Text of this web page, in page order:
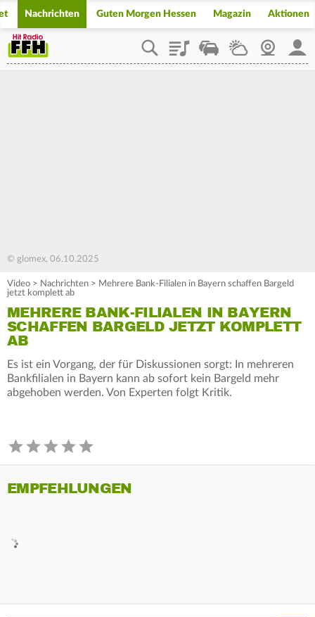
Nachrichten Guten Morgen Hessen Magazin Aktionen
PlaylistStaupilotWetterWebcam
© glomex, 06.10.2025
Video > Nachrichten > Mehrere Bank-Filialen in Bayern schaffen Bargeld
jetzt komplett ab
MEHRERE BANK-FILIALEN IN BAYERN
SCHAFFEN BARGELD JETZT KOMPLETT
AB
Es ist ein Vorgang, der für Diskussionen sorgt: In mehreren
Bankfilialen in Bayern kann ab sofort kein Bargeld mehr
abgehoben werden. Von Experten folgt Kritik.
EMPFEHLUNGEN